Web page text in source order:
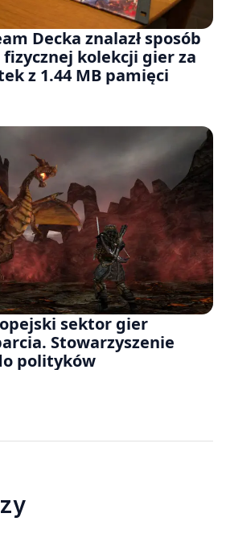
Decka znalazł sposób
kolekcji gier za
z 1.44 MB pamięci
sektor gier
Stowarzyszenie
polityków